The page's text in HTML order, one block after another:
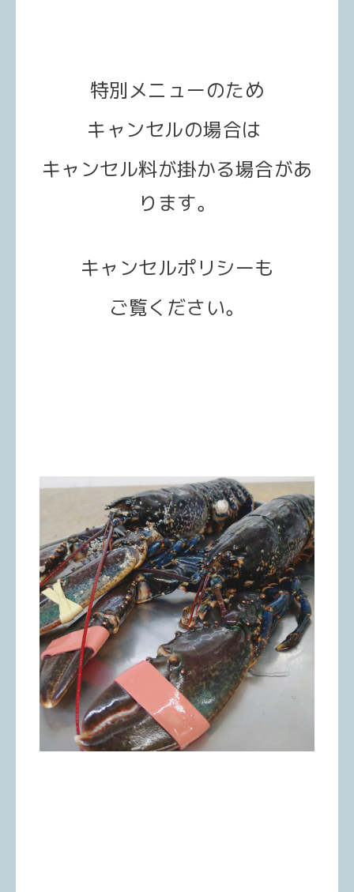
特別メニューのため
キャンセルの場合は
キャンセル料が掛かる場合があ
ります。
キャンセルポリシーも
ご覧ください。